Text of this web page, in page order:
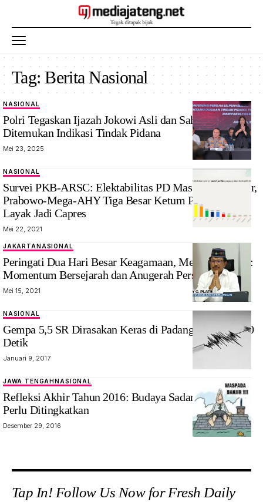
Tag:Berita Nasional
NASIONAL
Polri Tegaskan Ijazah Jokowi Asli dan Sah, Tidak
Ditemukan Indikasi Tindak Pidana
Mei 23, 2025
NASIONAL
Survei PKB-ARSC: Elektabilitas PD Masuk Tiga Besar,
Prabowo-Mega-AHY Tiga Besar Ketum Parpol yang
Layak Jadi Capres
Mei 22, 2021
JAKARTANASIONAL
Peringati Dua Hari Besar Keagamaan, Menteri Johnny:
Momentum Bersejarah dan Anugerah Persaudaraan
Mei 15, 2021
NASIONAL
Gempa 5,5 SR Dirasakan Keras di Padang Selama 5-10
Detik
Januari 9, 2017
JAWA TENGAHNASIONAL
Refleksi Akhir Tahun 2016: Budaya Sadar Bencana
Perlu Ditingkatkan
Desember 29, 2016
Tap In! Follow Us Now for Fresh Daily